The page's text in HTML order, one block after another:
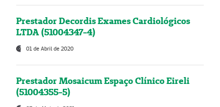
Prestador Decordis Exames Cardiológicos
LTDA (51004347-4)
01 de Abril de 2020
Prestador Mosaicum Espaço Clínico Eireli
(51004355-5)